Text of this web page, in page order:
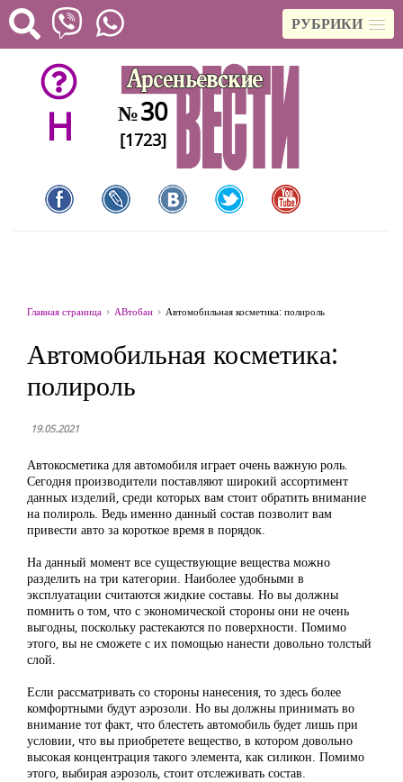
РУБРИКИ
H №30
[1723]
Главная страница АВтобан Автомобильная косметика: полироль
Автомобильная косметика:
полироль
19.05.2021
Автокосметика для автомобиля играет очень важную роль.
Сегодня производители поставляют широкий ассортимент
данных изделий, среди которых вам стоит обратить внимание
на полироль. Ведь именно данный состав позволит вам
привести авто за короткое время в порядок.
На данный момент все существующие вещества можно
разделить на три категории. Наиболее удобными в
эксплуатации считаются жидкие составы. Но вы должны
помнить о том, что с экономической стороны они не очень
выгодны, поскольку растекаются по поверхности. Помимо
этого, вы не сможете с их помощью нанести довольно толстый
слой.
Если рассматривать со стороны нанесения, то здесь более
комфортными будут аэрозоли. Но вы должны принимать во
внимание тот факт, что блестеть автомобиль будет лишь при
условии, что вы приобретете вещество, в котором довольно
высокая концентрация такого элемента, как силикон. Помимо
этого, выбирая аэрозоль, стоит отслеживать состав.